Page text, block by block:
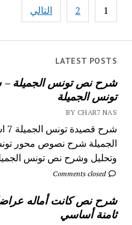
LATEST POSTS
شرح نص تونس الجميلة –
تونس الجميلة
BY CHAR7 NAS
وتحليل وشرح نص تونس
Comments closed
شرح نص كانت أماله
ثامنة أساسي
تصفّح
المقالات
1
2 التالي